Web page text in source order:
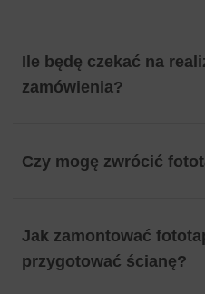
Ile będę czekać na
zamówienia?
Czy mogę zwrócić
Jak zamontować
przygotować ścianę?